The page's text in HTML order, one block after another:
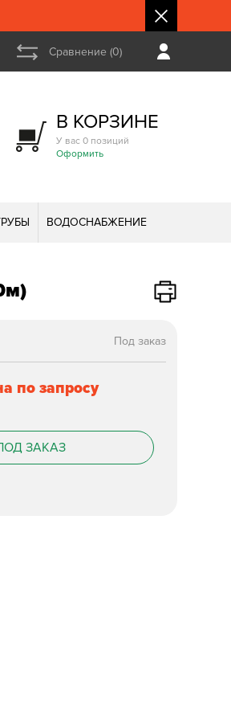
Сравнение (0)
В КОРЗИНЕ
У вас 0 позиций
Оформить
ВОДОСНАБЖЕНИЕ
Под заказ
по запросу
ЗАКАЗ